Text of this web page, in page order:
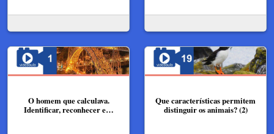
O homem que calculava.
Identificar, reconhecer e…
Que características permitem
distinguir os animais? (2)